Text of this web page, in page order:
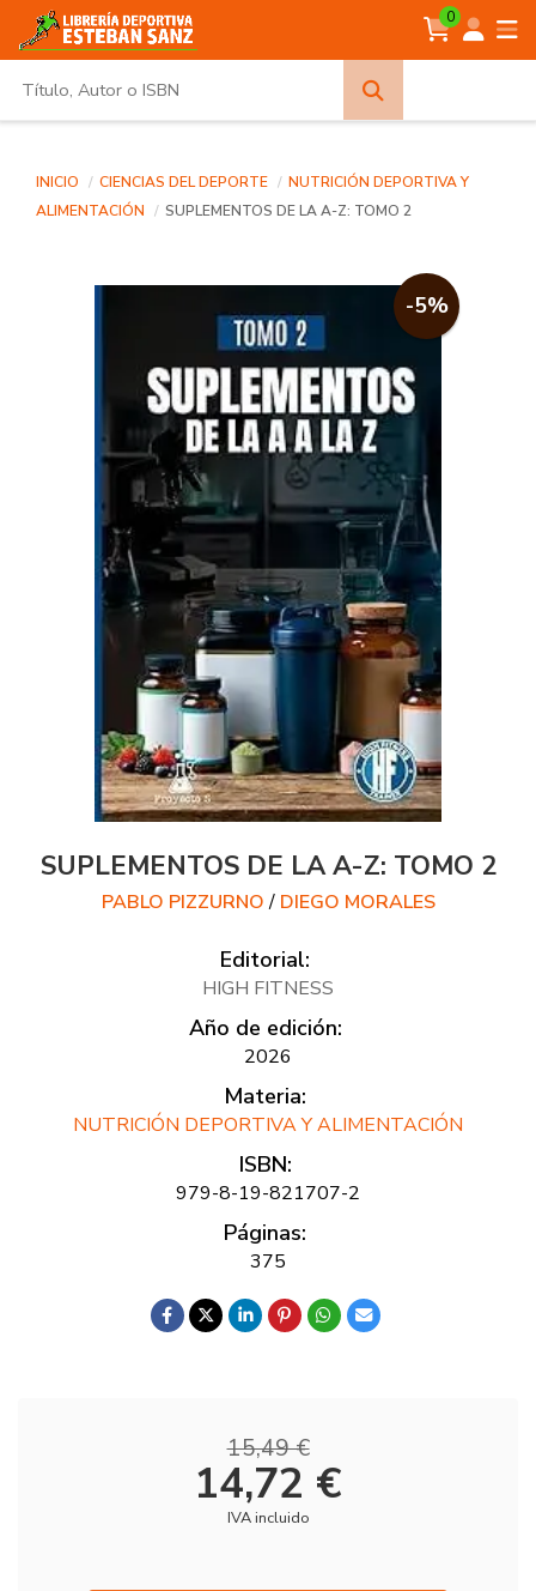
0
INICIO CIENCIAS DEL DEPORTE
NUTRICIÓN DEPORTIVA Y
ALIMENTACIÓN
SUPLEMENTOS DE LA A-Z: TOMO 2
-5%
SUPLEMENTOS DE LA A-Z: TOMO 2
PABLO PIZZURNO/ DIEGO MORALES
Editorial:
HIGH FITNESS
Año de edición:
2026
Materia:
NUTRICIÓN DEPORTIVA Y ALIMENTACIÓN
ISBN:
979-8-19-821707-2
Páginas:
375
15,49 €
14,72 €
IVA incluido